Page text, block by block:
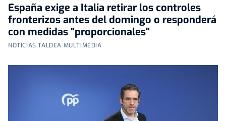
España exige a Italia retirar los controles
fronterizos antes del domingo o responderá
con medidas "proporcionales"
NOTICIAS TALDEA MULTIMEDIA